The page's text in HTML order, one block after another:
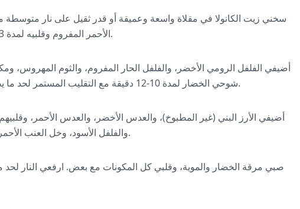
سخني زيت الكانولا في مقلاة واسعة وعميقة أو قدر ثقيل على نار متوسطة
الأحمر المفروم وقلبيه لمدة 3-4 دقائق مع التحريك من وقت لآخر لحد ما يبدأ يذبل.
أضيفي الفلفل الرومي الأخضر، والفلفل الحار المفروم، والثوم المهروس،
شوحي الخضار لمدة 10-12 دقيقة مع التقليب المستمر لحد ما يصير البصل شفاف وتبدأ البطاطا الحلوة تطرى شوي.
أضيفي الأرز البني (غير المطبوخ)، والعدس الأخضر، والعدس الأحمر،
والفلفل الأسود، وخل العنب الأحمر، وحركي المكونات عشان تتوزع البهارات بالتساوي.
صبي مرقة الخضار والموية، وقلبي كل المكونات مع بعض. ارفعي النار لحد